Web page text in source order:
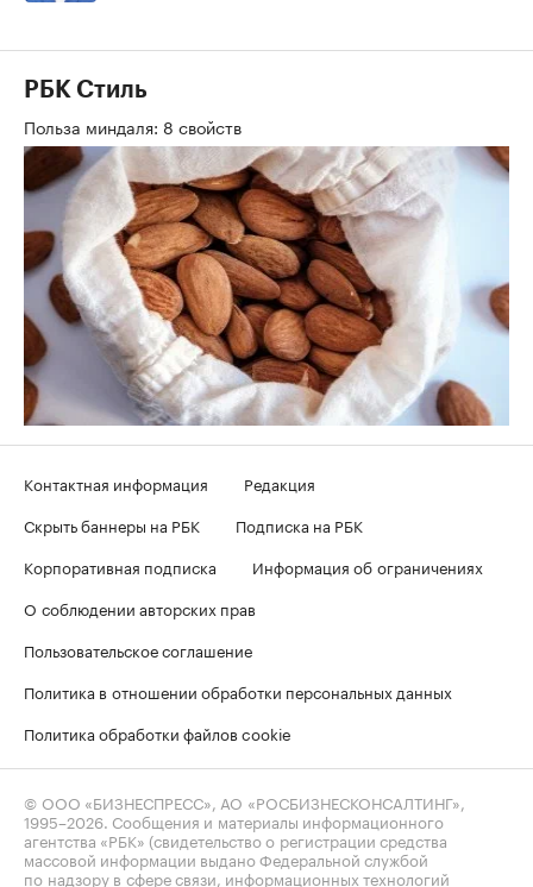
РБК Стиль
Польза миндаля: 8 свойств
Контактная информация
Редакция
Скрыть баннеры на РБК
Подписка на РБК
Корпоративная подписка
Информация об ограничениях
О соблюдении авторских прав
Пользовательское соглашение
Политика в отношении обработки персональных данных
Политика обработки файлов cookie
© ООО «БИЗНЕСПРЕСС», АО «РОСБИЗНЕСКОНСАЛТИНГ»,
1995–2026 . Сообщения и материалы информационного
агентства «РБК» (свидетельство о регистрации средства
массовой информации выдано Федеральной службой
по надзору в сфере связи, информационных технологий